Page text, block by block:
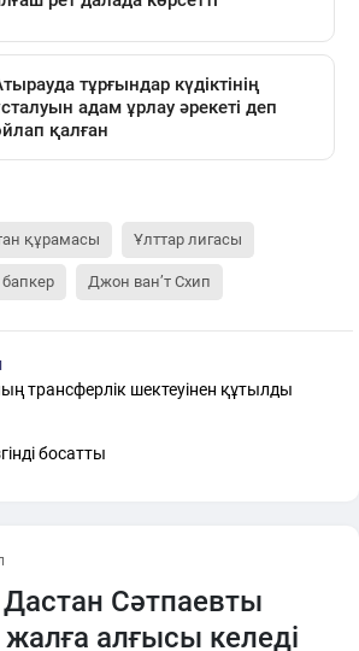
құрамасы Ұлттар лигасы
бапкер Джон ван’т Схип
трансферлік шектеуінен құтылды
босатты
Сәтпаевты
алғысы келеді